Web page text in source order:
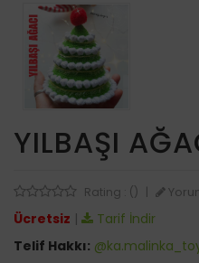
YILBAŞI
Rating : ()
Ücretsiz |
Tarif İndir
Telif Hakkı: